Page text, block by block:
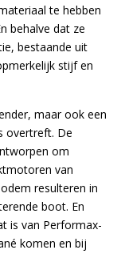
te hebben
behalve dat ze
bestaande uit
stijf en
maar ook een
overtreft. De
om
van
resulteren in
boot. En
is van Performax-
komen en bij